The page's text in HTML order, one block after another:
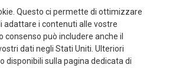
+10
fino a 34%
Questo ci permette di ottimizzare
adattare i contenuti alle vostre
consenso può includere anche il
dati negli Stati Uniti. Ulteriori
disponibili sulla pagina dedicata di